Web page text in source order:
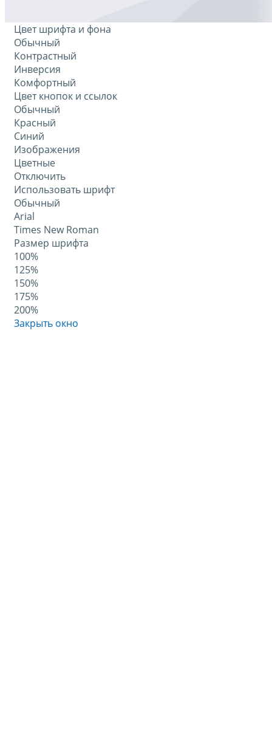
Цвет шрифта и фона
Обычный
Контрастный
Инверсия
Комфортный
Цвет кнопок и ссылок
Обычный
Красный
Синий
Изображения
Цветные
Отключить
Использовать шрифт
Обычный
Arial
Times New Roman
Размер шрифта
100%
125%
150%
175%
200%
Закрыть окно